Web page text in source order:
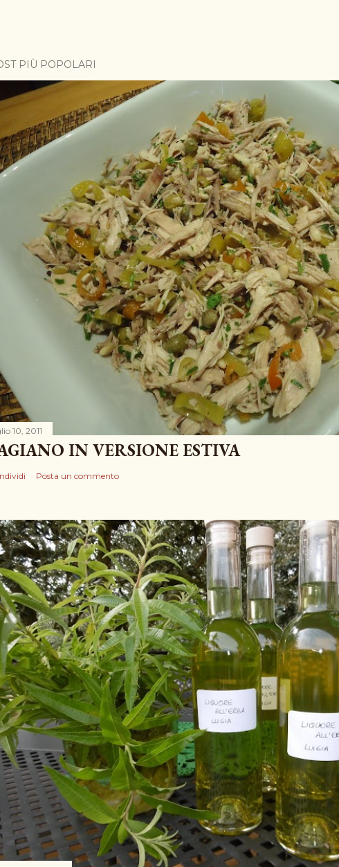
PIÙ POPOLARI
10, 2011
IN VERSIONE ESTIVA
Posta un commento